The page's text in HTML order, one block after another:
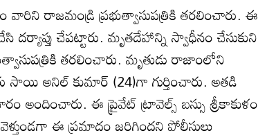
వారిని రాజమండ్రి ప్రభుత్వాసుపత్రికి తరలించారు. ఈ
చేపట్టారు. మ‌ృతదేహాన్ని స్వాధీనం చేసుకుని
తరలించారు. మ‌ృతుడు రాజాంలోని
సాయి అనిల్ కుమార్ (24)గా గుర్తించారు. అతడి
అందించారు. ఈ ప్రైవేట్ ట్రావెల్స్ బస్సు శ్రీకాకుళం
ఈ ప్రమాదం జరిగిందని పోలీసులు